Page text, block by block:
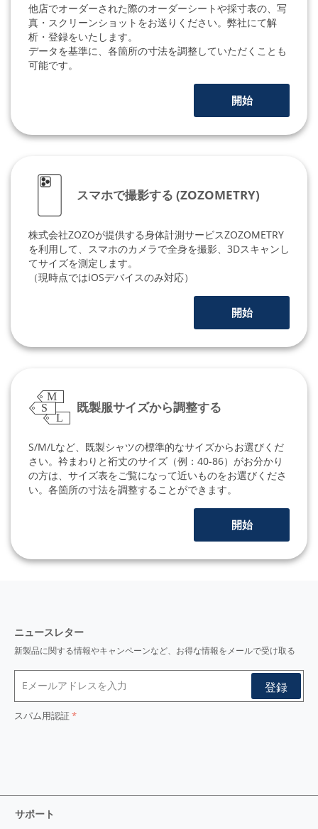
他店でオーダーされた際のオーダーシートや採寸表の、写
真・スクリーンショットをお送りください。弊社にて解
析・登録をいたします。
データを基準に、各箇所の寸法を調整していただくことも
可能です。
開始
スマホで撮影する (ZOZOMETRY)
株式会社ZOZOが提供する身体計測サービスZOZOMETRY
を利用して、スマホのカメラで全身を撮影、3Dスキャンし
てサイズを測定します。
（現時点ではiOSデバイスのみ対応）
開始
M
L
S 既製服サイズから調整する
S/M/Lなど、既製シャツの標準的なサイズからお選びくだ
さい。衿まわりと裄丈のサイズ（例：40-86）がお分かり
の方は、サイズ表をご覧になって近いものをお選びくださ
い。各箇所の寸法を調整することができます。
開始
ニュースレター
新製品に関する情報やキャンペーンなど、お得な情報をメールで受け取る
スパム用認証
サポート